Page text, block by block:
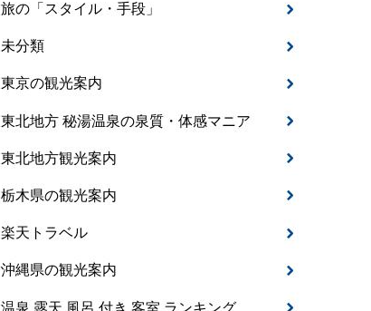
旅の「スタイル・手段」
未分類
東京の観光案内
東北地方 秘湯温泉の泉質・体感マニア
東北地方観光案内
栃木県の観光案内
楽天トラベル
沖縄県の観光案内
温泉 露天 風呂 付き 客室 ランキング